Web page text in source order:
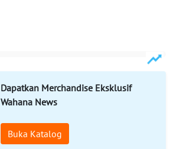
Dapatkan Merchandise Eksklusif
Wahana News
Buka Katalog